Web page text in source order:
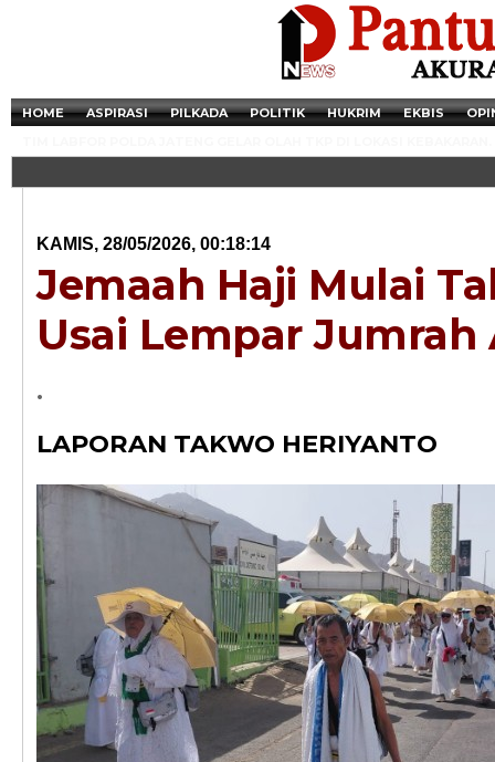
HOME ASPIRASI PILKADA POLITIK HUKRIM EKBIS
Razia Transaksi
KAMIS, 28/05/2026, 00:18:14
Jemaah Haji Mulai
Usai Lempar Jumrah
.
LAPORAN TAKWO HERIYANTO